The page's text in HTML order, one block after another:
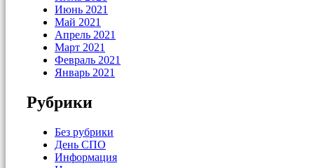
Июнь 2021
Май 2021
Апрель 2021
Март 2021
Февраль 2021
Январь 2021
Рубрики
Без рубрики
День СПО
Информация